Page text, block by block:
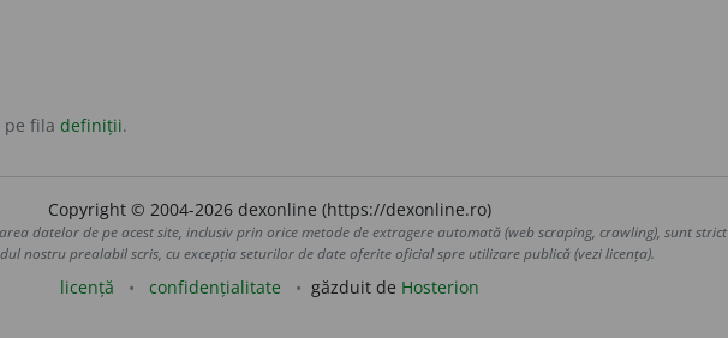
pe fila definiții.
Copyright © 2004-2026 dexonline (https://dexonline.ro)
datelor de pe acest site, inclusiv prin orice metode de extragere automată (web scraping, crawling), sunt strict
nostru prealabil scris, cu excepția seturilor de date oferite oficial spre utilizare publică (vezi licența).
licență confidențialitate găzduit de Hosterion